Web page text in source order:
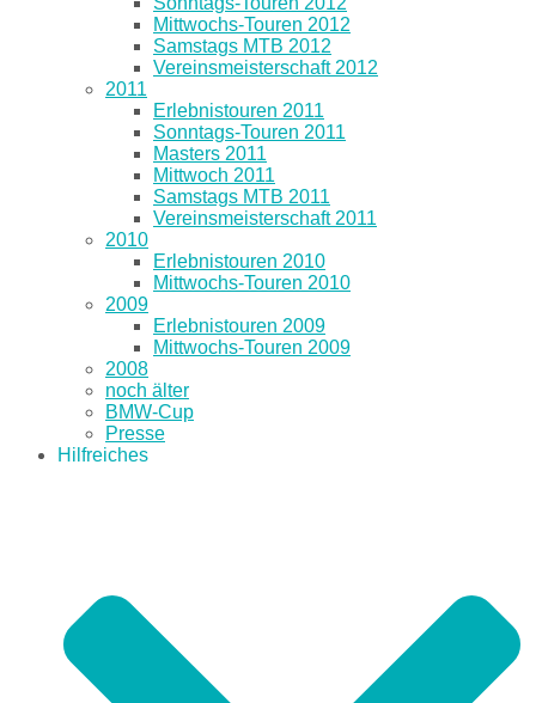
Mittwochs-Touren 2012
Samstags MTB 2012
Vereinsmeisterschaft 2012
2011
Erlebnistouren 2011
Sonntags-Touren 2011
Masters 2011
Mittwoch 2011
Samstags MTB 2011
Vereinsmeisterschaft 2011
2010
Erlebnistouren 2010
Mittwochs-Touren 2010
2009
Erlebnistouren 2009
Mittwochs-Touren 2009
2008
noch älter
BMW-Cup
Presse
Hilfreiches